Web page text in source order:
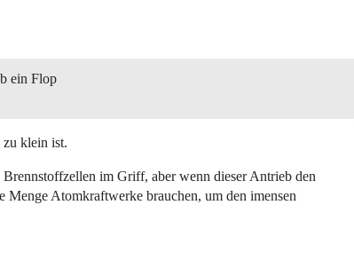
ein Flop
klein ist.
im Griff, aber wenn dieser Antrieb den
Atomkraftwerke brauchen, um den imensen